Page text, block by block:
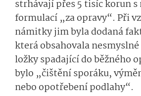
strhávají přes 5 tisíc koruns
formulací „za opravy“. Při
námitkyjim byla dodaná
kteráobsahova­lanesmyslné
ložkyspadají­cí doběžného
bylo „čištění sporáku,
nebo opotřebení podlahy“.